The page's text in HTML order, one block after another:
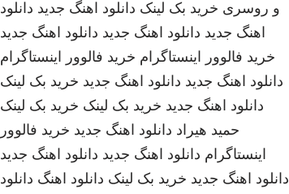
و روسری خرید بک لینک دانلود اهنگ جدید دانلود
اهنگ جدید دانلود اهنگ جدید دانلود اهنگ جدید
خرید فالوور اینستاگرام خرید فالوور اینستاگرام
دانلود اهنگ جدید دانلود اهنگ جدید خرید بک لینک
دانلود اهنگ جدید خرید بک لینک خرید بک لینک
حمید هیراد دانلود اهنگ جدید خرید فالوور
اینستاگرام دانلود اهنگ جدید دانلود اهنگ جدید
دانلود اهنگ جدید خرید بک لینک دانلود اهنگ دانلود